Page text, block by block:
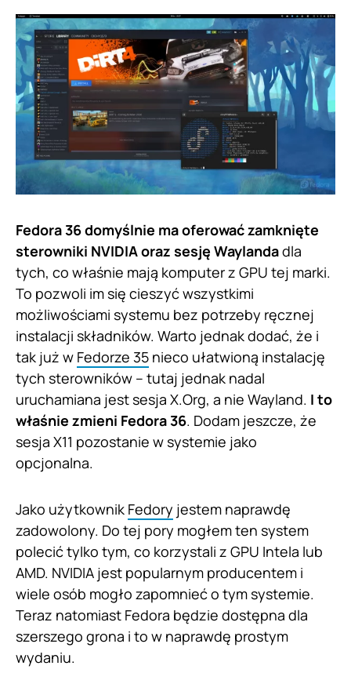
Fedora 36 domyślnie ma oferować zamknięte
sterowniki NVIDIA oraz sesję Waylandadla
tych, co właśnie mają komputer z GPU tej marki.
To pozwoli im się cieszyć wszystkimi
możliwościami systemu bez potrzeby ręcznej
instalacji składników. Warto jednak dodać, że i
tak już w Fedorze 35 nieco ułatwioną instalację
tych sterowników – tutaj jednak nadal
uruchamiana jest sesja X.Org, a nie Wayland. I to
właśnie zmieni Fedora 36. Dodam jeszcze, że
sesja X11 pozostanie w systemie jako
opcjonalna.
Jako użytkownik Fedory jestem naprawdę
zadowolony. Do tej pory mogłem ten system
polecić tylko tym, co korzystali z GPU Intela lub
AMD. NVIDIA jest popularnym producentem i
wiele osób mogło zapomnieć o tym systemie.
Teraz natomiast Fedora będzie dostępna dla
szerszego grona i to w naprawdę prostym
wydaniu.